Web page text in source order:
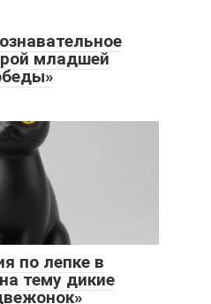
младшей
по лепке в
тему дикие